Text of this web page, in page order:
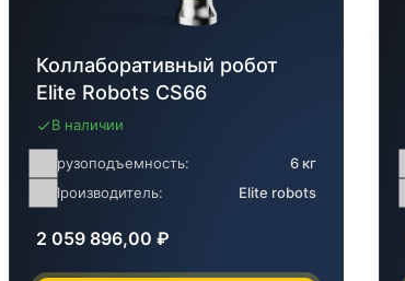
Коллаборативный робот
Elite Robots CS66
В наличии
Грузоподъемность:
6 кг
Производитель:
Elite robots
2 059 896,00₽